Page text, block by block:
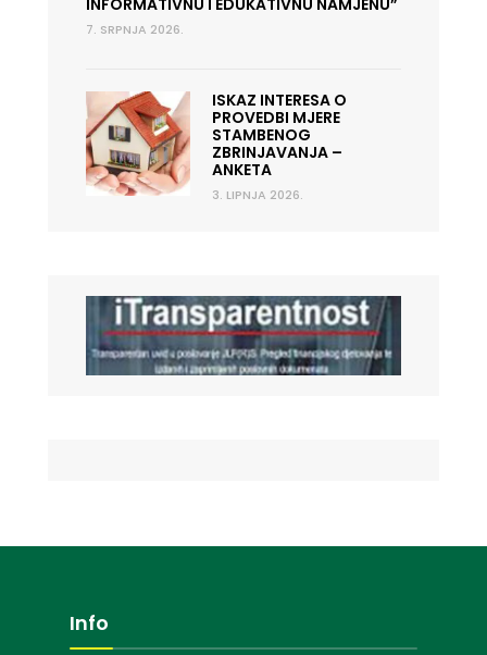
INFORMATIVNU I EDUKATIVNU NAMJENU”
7. SRPNJA 2026.
ISKAZ INTERESA O
PROVEDBI MJERE
STAMBENOG
ZBRINJAVANJA –
ANKETA
3. LIPNJA 2026.
Info